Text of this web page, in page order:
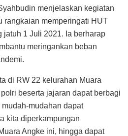
menjelaskan kegiatan
rangkaian memperingati HUT
jatuh 1 Juli 2021. Ia berharap
meringankan beban
di RW 22 kelurahan Muara
beserta jajaran dapat berbagi
mudahan dapat
kita diperkampungan
Angke ini, hingga dapat